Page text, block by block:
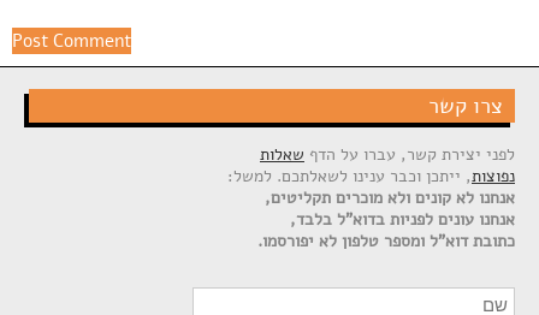
צרו קשר
לפני יצירת קשר, עברו על הדף שאלות
נפוצות, ייתכן וכבר ענינו לשאלתכם. למשל:
אנחנו לא קונים ולא מוכרים תקליטים,
אנחנו עונים לפניות בדוא"ל בלבד,
כתובת דוא"ל ומספר טלפון לא יפורסמו.